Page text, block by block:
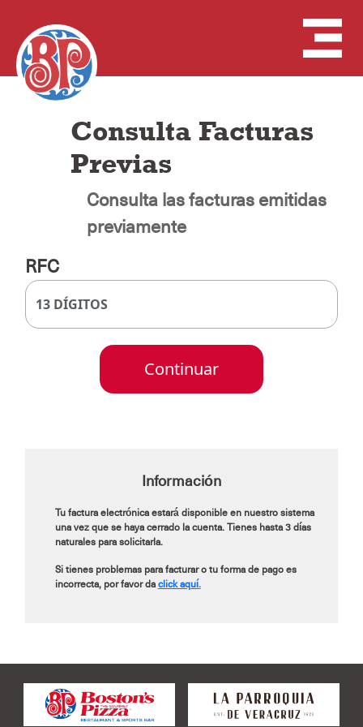
Consulta Facturas
Previas
Consulta las facturas emitidas
previamente
RFC
Continuar
Información
Tu factura electrónica estará disponible en nuestro sistema
una vez que se haya cerrado la cuenta. Tienes hasta 3 días
naturales para solicitarla.
Si tienes problemas para facturar o tu forma de pago es
incorrecta, por favor daclick aquí.